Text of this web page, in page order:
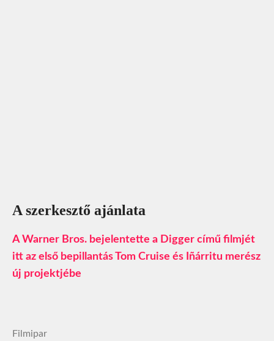
A szerkesztő ajánlata
A Warner Bros. bejelentette a Digger című filmjét
itt az első bepillantás Tom Cruise és Iñárritu merész
új projektjébe
Filmipar